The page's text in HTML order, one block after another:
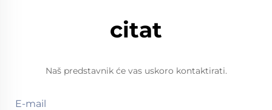
citat
Naš predstavnik će vas uskoro kontaktirati.
E-mail